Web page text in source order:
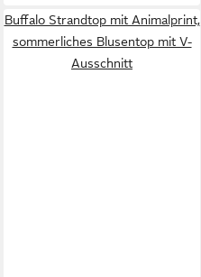
Buffalo Strandtop mit Animalprint,
sommerliches Blusentop mit V-
Ausschnitt